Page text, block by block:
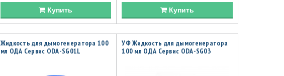
Купить Купить
Жидкость для дымогенератора 100
мл ОДА Сервис ODA-SG01L
УФ Жидкость для дымогенератора
100 мл ОДА Сервис ODA-SG03